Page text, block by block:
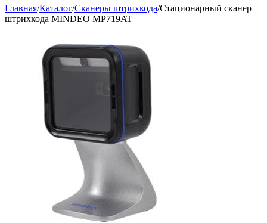
Главная/Каталог/Сканеры штрихкода/Стационарный сканер
штрихкода MINDEO MP719AT